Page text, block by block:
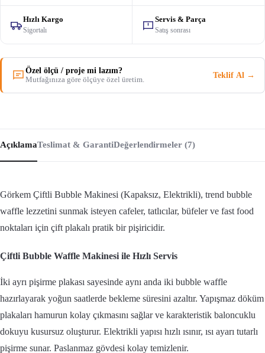
Hızlı Kargo
Sigortalı
Servis & Parça
Satış sonrası
Özel ölçü / proje mi lazım?
Mutfağınıza göre ölçüye özel üretim.
Teklif Al →
AçıklamaTeslimat & GarantiDeğerlendirmeler (7)
Görkem Çiftli Bubble Makinesi (Kapaksız, Elektrikli), trend bubble
waffle lezzetini sunmak isteyen cafeler, tatlıcılar, büfeler ve fast food
noktaları için çift plakalı pratik bir pişiricidir.
Çiftli Bubble Waffle Makinesi ile Hızlı Servis
İki ayrı pişirme plakası sayesinde aynı anda iki bubble waffle
hazırlayarak yoğun saatlerde bekleme süresini azaltır. Yapışmaz döküm
plakaları hamurun kolay çıkmasını sağlar ve karakteristik baloncuklu
dokuyu kusursuz oluşturur. Elektrikli yapısı hızlı ısınır, ısı ayarı tutarlı
pişirme sunar. Paslanmaz gövdesi kolay temizlenir.